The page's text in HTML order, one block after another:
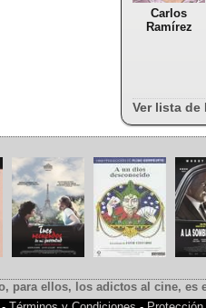
Carlos
Ramírez
Ver lista de
para ellos, los adictos al cine, es